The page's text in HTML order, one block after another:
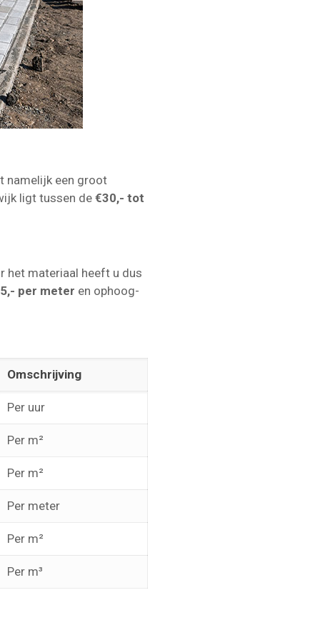
namelijk een groot
ligt tussen de €30,- tot
het materiaal heeft u dus
per meter en ophoog-
Omschrijving
Per uur
Per m²
Per m²
Per meter
Per m²
Per m³